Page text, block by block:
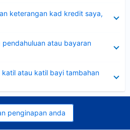
keterangan kad kredit saya,
atau bayaran
atau katil bayi tambahan
penginapan anda